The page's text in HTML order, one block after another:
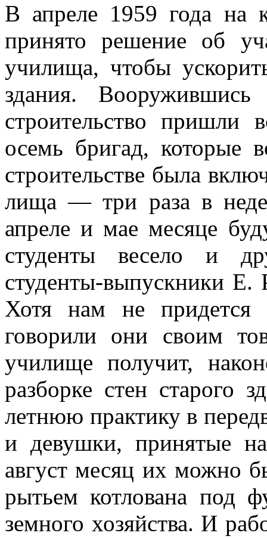
В апреле 1959 года на
при­нято решение об
учили­ща, чтобы
здания.
строительство пришли
осемь бригад, которые
строительстве была
лища — три раза в
апреле и мае месяце
студенты весело и
студенты-вы­пускники
Хотя нам не
говорили они сво­им
училище получит,
разбор­ке стен старого
летнюю практику в
и девушки, принятые
август месяц их можно
рытьем котлована под
земного хозяйства. И